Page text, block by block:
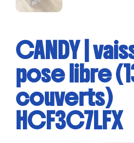
CANDY |
pose libre
couverts)
HCF3C7LFX